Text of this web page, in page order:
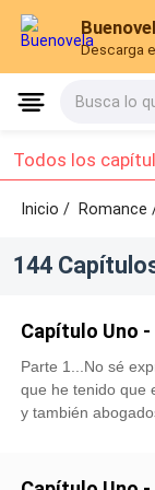
Descarga
Busca lo
Inicio / Romance
144
Capítulo Uno -
Parte 1...No sé
que he tenido que
y también
restaurante es
esos dos. No